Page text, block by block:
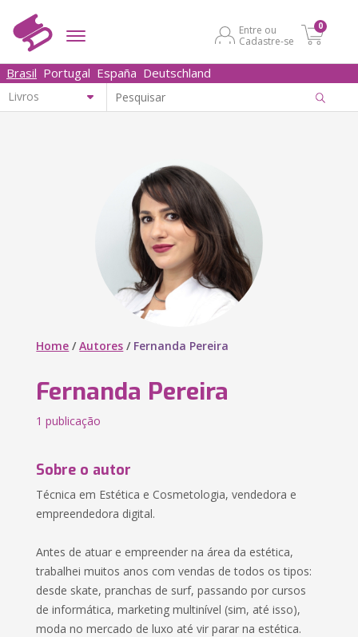
Entre ou
Cadastre-se
0
Brasil Portugal España Deutschland
Home /Autores / Fernanda Pereira
Fernanda Pereira
1 publicação
Sobre o autor
Técnica em Estética e Cosmetologia, vendedora e
empreendedora digital.
Antes de atuar e empreender na área da estética,
trabalhei muitos anos com vendas de todos os tipos:
desde skate, pranchas de surf, passando por cursos
de informática, marketing multinível (sim, até isso),
moda no mercado de luxo até vir parar na estética.